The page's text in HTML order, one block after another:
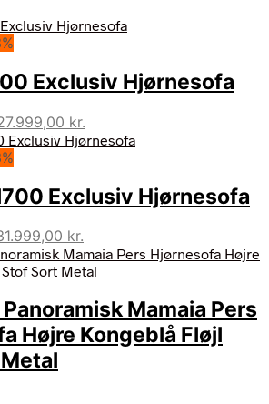
Exclusiv Hjørnesofa
kr..
kr.
aktuelle
27.999,00 kr..
Exclusiv Hjørnesofa
kr..
kr.
aktuelle
pris
31.999,00 kr..
Mamaia Pers
Højre Kongeblå Fløjl